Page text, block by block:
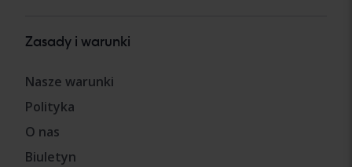
Zasady i warunki
Nasze warunki
Polityka
O nas
Biuletyn